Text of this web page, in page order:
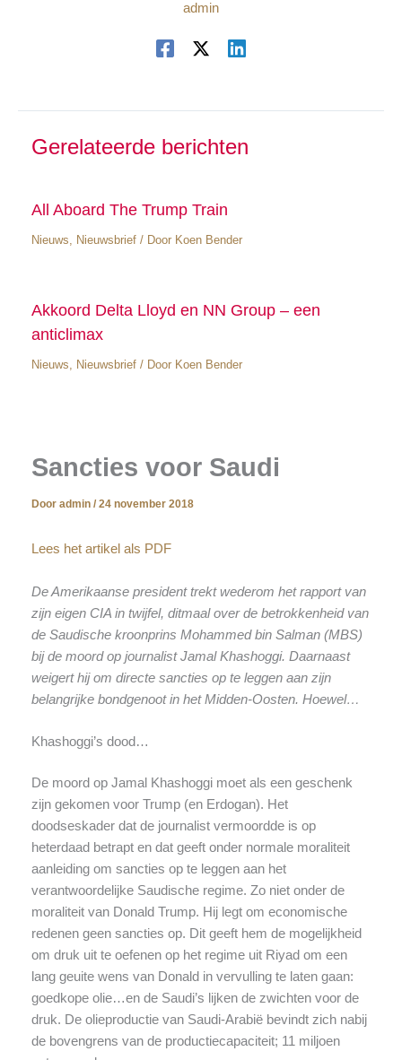
admin
Gerelateerde berichten
All Aboard The Trump Train
Nieuws Nieuwsbrief/ Door Koen Bender
Akkoord Delta Lloyd en NN Group – een
anticlimax
Nieuws Nieuwsbrief/ Door Koen Bender
Sancties voor Saudi
Door admin / 24 november 2018
Lees het artikel als PDF
De Amerikaanse president trekt wederom het rapport van
zijn eigen CIA in twijfel, ditmaal over de betrokkenheid van
de Saudische kroonprins Mohammed bin Salman (MBS)
bij de moord op journalist Jamal Khashoggi. Daarnaast
weigert hij om directe sancties op te leggen aan zijn
belangrijke bondgenoot in het Midden-Oosten. Hoewel…
Khashoggi’s dood…
De moord op Jamal Khashoggi moet als een geschenk
zijn gekomen voor Trump (en Erdogan). Het
doodseskader dat de journalist vermoordde is op
heterdaad betrapt en dat geeft onder normale moraliteit
aanleiding om sancties op te leggen aan het
verantwoordelijke Saudische regime. Zo niet onder de
moraliteit van Donald Trump. Hij legt om economische
redenen geen sancties op. Dit geeft hem de mogelijkheid
om druk uit te oefenen op het regime uit Riyad om een
lang geuite wens van Donald in vervulling te laten gaan:
goedkope olie…en de Saudi’s lijken de zwichten voor de
druk. De olieproductie van Saudi-Arabië bevindt zich nabij
de bovengrens van de productiecapaciteit; 11 miljoen